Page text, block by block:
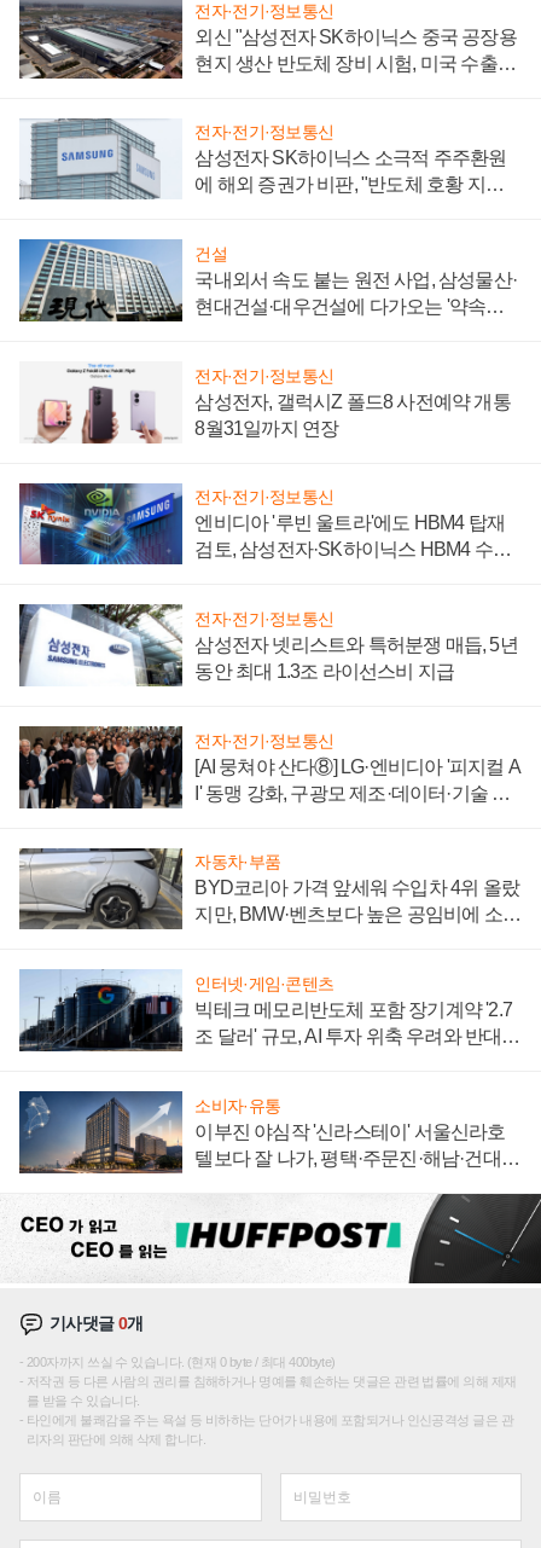
전자·전기·정보통신
외신 "삼성전자 SK하이닉스 중국 공장용
현지 생산 반도체 장비 시험, 미국 수출통
전자·전기·정보통신
삼성전자 SK하이닉스 소극적 주주환원
에 해외 증권가 비판, "반도체 호황 지속
건설
국내외서 속도 붙는 원전 사업, 삼성물산·
현대건설·대우건설에 다가오는 '약속의
전자·전기·정보통신
삼성전자, 갤럭시Z 폴드8 사전예약 개통
8월31일까지 연장
전자·전기·정보통신
엔비디아 '루빈 울트라'에도 HBM4 탑재
검토, 삼성전자·SK하이닉스 HBM4 수율
전자·전기·정보통신
삼성전자 넷리스트와 특허분쟁 매듭, 5년
동안 최대 1.3조 라이선스비 지급
전자·전기·정보통신
[AI 뭉쳐야 산다⑧] LG·엔비디아 '피지컬 A
I' 동맹 강화, 구광모 제조·데이터·기술 결
자동차·부품
BYD코리아 가격 앞세워 수입차 4위 올랐
지만, BMW·벤츠보다 높은 공임비에 소비
인터넷·게임·콘텐츠
빅테크 메모리반도체 포함 장기계약 '2.7
조 달러' 규모, AI 투자 위축 우려와 반대
소비자·유통
이부진 야심작 '신라스테이' 서울신라호
텔보다 잘 나가, 평택·주문진·해남·건대로
기사댓글0개
200자까지 쓰실 수 있습니다. (현재 0 byte / 최대 400byte)
저작권 등 다른 사람의 권리를 침해하거나 명예를 훼손하는 댓글은 관련 법률에 의해 제재
를 받을 수 있습니다.
타인에게 불쾌감을 주는 욕설 등 비하하는 단어가 내용에 포함되거나 인신공격성 글은 관
리자의 판단에 의해 삭제 합니다.